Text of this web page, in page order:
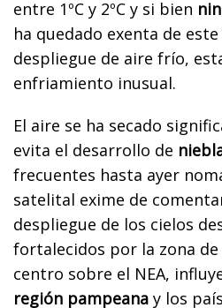
entre 1ºC y 2ºC y si bien
ha quedado exenta de
despliegue de aire frío,
enfriamiento inusual.
El aire se ha secado
evita el desarrollo de
frecuentes hasta ayer
satelital exime de
despliegue de los cielos
fortalecidos por la zona
centro sobre el NEA,
región pampeana y los